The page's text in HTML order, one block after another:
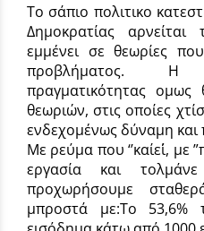
Το σάπιο πολιτικο
Δημοκρατίας αρνείται
εμμένει σε θεωρίες
προβλήματος. Η
πραγματικότητας ομως
θεωριών, στις οποίες
ενδεχομένως δύναμη και
Με ρεύμα που ‘’καίει΄΄,
εργασία και
προχωρήσουμε
μπροστά με:Το 53,6%